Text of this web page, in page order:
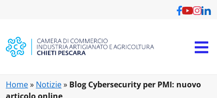
Home» Notizie» Blog Cybersecurity per PMI: nuovo